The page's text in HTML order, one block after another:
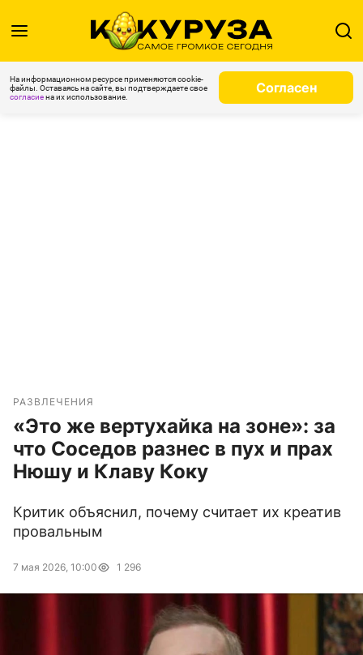
На информационном ресурсе применяются cookie-
файлы. Оставаясь на сайте, вы подтверждаете свое
согласиена их использование.
Согласен
РАЗВЛЕЧЕНИЯ
«Это же вертухайка на зоне»: за
что Соседов разнес в пух и прах
Нюшу и Клаву Коку
Критик объяснил, почему считает их креатив
провальным
7 мая 2026, 10:00 1 296